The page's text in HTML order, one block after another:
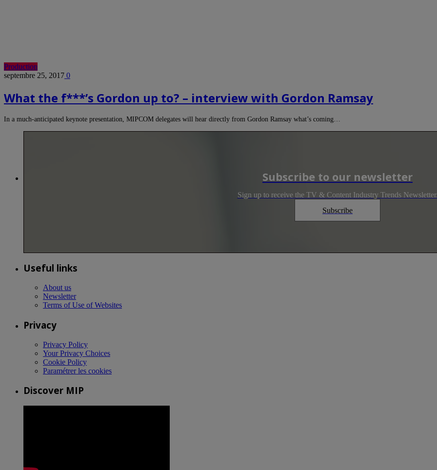
Production
septembre 25, 2017 0
What the f***’s Gordon up to? – interview with Gordon Ramsay
In a much-anticipated keynote presentation, MIPCOM delegates will hear directly from Gordon Ramsay what’s coming…
Subscribe to our newsletter
Sign up to receive the TV & Content Industry Trends
Subscribe
Useful links
About us
Newsletter
Terms of Use of Websites
Privacy
Privacy Policy
Your Privacy Choices
Cookie Policy
Paramétrer les cookies
Discover MIP